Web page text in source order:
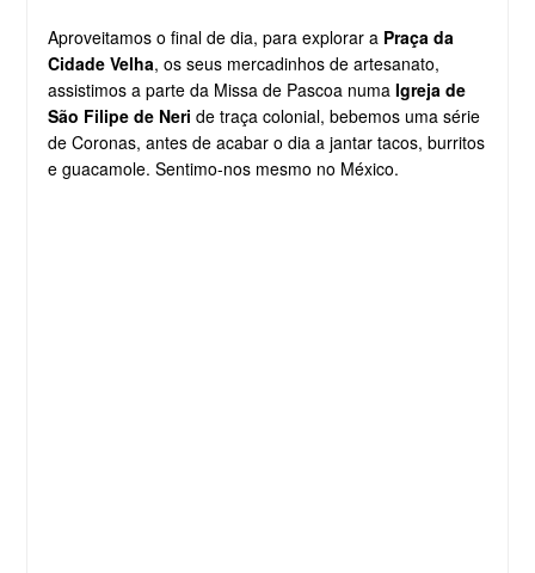
Aproveitamos o final de dia, para explorar a Praça da
Cidade Velha, os seus mercadinhos de artesanato,
assistimos a parte da Missa de Pascoa numa Igreja de
São Filipe de Neri de traça colonial, bebemos uma série
de Coronas, antes de acabar o dia a jantar tacos, burritos
e guacamole. Sentimo-nos mesmo no México.